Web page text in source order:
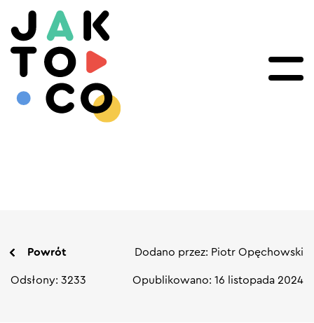
Powrót Dodano przez: Piotr Opęchowski
Odsłony: 3233 Opublikowano: 16 listopada 2024